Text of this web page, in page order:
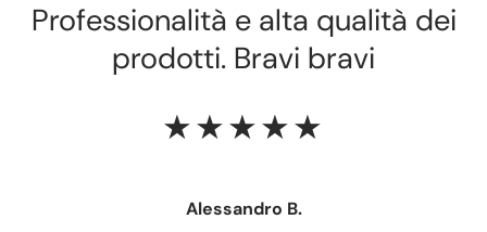
Professionalità e alta qualità dei
prodotti. Bravi bravi
★★★★★
Alessandro B.